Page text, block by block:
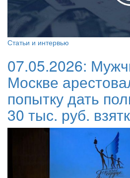
Статьи и интервью
07.05.2026:
Москве
попытку дать
30 тыс. руб.